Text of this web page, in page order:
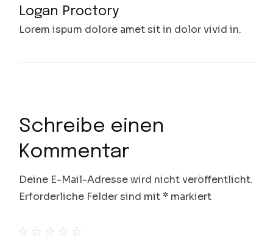
Logan Proctory
Lorem ispum dolore amet sit in dolor vivid in.
Schreibe einen
Kommentar
Deine E-Mail-Adresse wird nicht veröffentlicht.
Erforderliche Felder sind mit* markiert